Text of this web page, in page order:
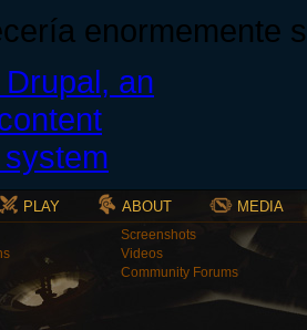
enormemente
PLAY ABOUT MEDIA
Screenshots
Videos
Community Forums